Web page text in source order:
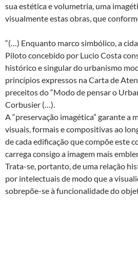
sua estética e volumetria, uma
visualmente estas obras, que
“(…) Enquanto marco simbólico, a
Piloto concebido por Lucio Costa
histórico e singular do urbanismo
princípios expressos na Carta de
preceitos do “Modo de pensar o
Corbusier (…).
A “preservação imagética” garante a
visuais, formais e compositivas ao
de cada edificação que compõe este
carrega consigo a imagem mais
Trata-se, portanto, de uma relação
por intelectuais de modo que a
sobrepõe-se à funcionalidade do